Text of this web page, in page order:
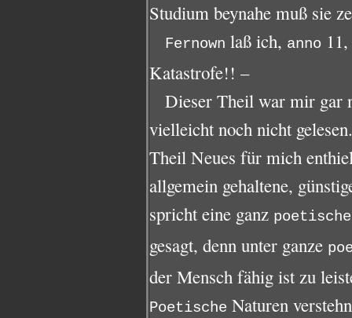
Studium beynahe muß sie
Fernown laß ich, anno
Katastrofe!! –
Dieser Theil war mir gar
vielleicht noch nicht
Theil Neues für mich
allgemein gehaltene,
spricht eine ganz poetische
gesagt, denn unter ganze
der Mensch fähig ist zu
Poetische Naturen